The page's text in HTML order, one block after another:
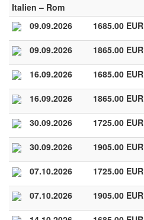
Italien – Rom
09.09.2026
1685.00 EUR
09.09.2026 1865.00 EUR
16.09.2026 1685.00 EUR
16.09.2026 1865.00 EUR
30.09.2026 1725.00 EUR
30.09.2026 1905.00 EUR
07.10.2026 1725.00 EUR
07.10.2026 1905.00 EUR